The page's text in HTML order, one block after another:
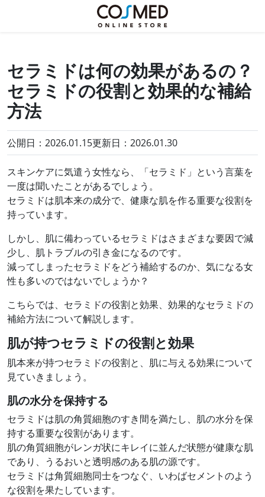
セラミドは何の効果があるの？
セラミドの役割と効果的な補給
方法
公開日：2026.01.15更新日： 2026.01.30
スキンケアに気遣う女性なら、「セラミド」という言葉を
一度は聞いたことがあるでしょう。
セラミドは肌本来の成分で、健康な肌を作る重要な役割を
持っています。
しかし、肌に備わっているセラミドはさまざまな要因で減
少し、肌トラブルの引き金になるのです。
減ってしまったセラミドをどう補給するのか、気になる女
性も多いのではないでしょうか？
こちらでは、セラミドの役割と効果、効果的なセラミドの
補給方法について解説します。
肌が持つセラミドの役割と効果
肌本来が持つセラミドの役割と、肌に与える効果について
見ていきましょう。
肌の水分を保持する
セラミドは肌の角質細胞のすき間を満たし、肌の水分を保
持する重要な役割があります。
肌の角質細胞がレンガ状にキレイに並んだ状態が健康な肌
であり、うるおいと透明感のある肌の源です。
セラミドは角質細胞同士をつなぐ、いわばセメントのよう
な役割を果たしています。